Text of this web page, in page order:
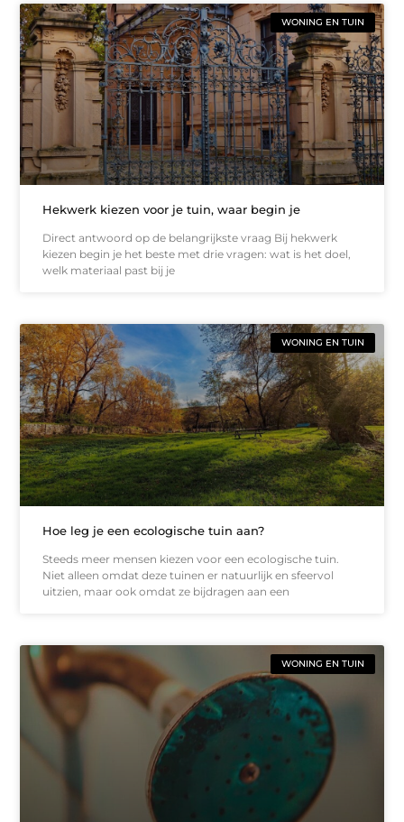
WONING EN TUIN
Hekwerk kiezen voor je tuin, waar begin je
Direct antwoord op de belangrijkste vraag Bij hekwerk
kiezen begin je het beste met drie vragen: wat is het doel,
welk materiaal past bij je
WONING EN TUIN
Hoe leg je een ecologische tuin aan?
Steeds meer mensen kiezen voor een ecologische tuin.
Niet alleen omdat deze tuinen er natuurlijk en sfeervol
uitzien, maar ook omdat ze bijdragen aan een
WONING EN TUIN